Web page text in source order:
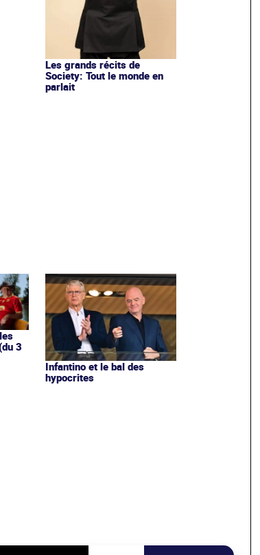
Les grands récits de
Society: Tout le monde en
parlait
3
Infantino et le bal des
hypocrites